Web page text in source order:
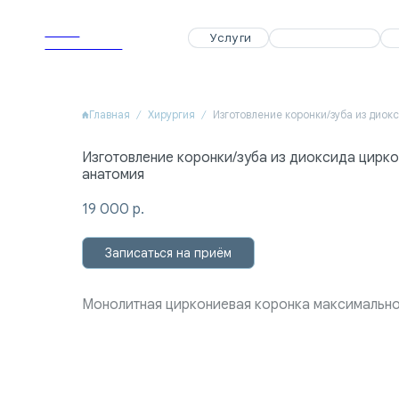
Услуги Специалисты Акции
Dental Clinic Услуги Специалисты Акции
Dental Clinic
Главная Хирургия
Изготовление коронки/зуба из диоксида
анатомия
19 000 р.
Записаться на приём
Монолитная циркониевая коронка